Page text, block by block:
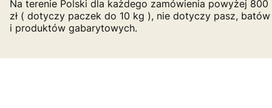
Na terenie Polski dla każdego zamówienia powyżej 800
zł ( dotyczy paczek do 10 kg ), nie dotyczy pasz, batów
i produktów gabarytowych.